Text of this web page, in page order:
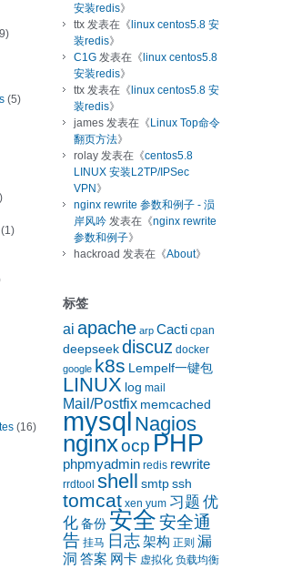
(5)
(16)
安装redis》
ttx 发表在《 linux centos5.8 安
装redis》
C1G 发表在《 linux centos5.8
安装redis》
ttx 发表在《 linux centos5.8 安
装redis》
james 发表在《 Linux Top命令
翻页方法》
rolay 发表在《centos5.8
LINUX 安装L2TP/IPSec
VPN 》
nginx rewrite 参数和例子 - 涢
岸风吟 发表在《nginx rewrite
参数和例子》
hackroad 发表在《About》
标签
ai apache arp Cacti cpan
deepseek discuz docker
google k8s Lempelf一键包
LINUX log mail
Mail/Postfix memcached
mysql Nagios
nginxocp PHP
phpmyadmin redis rewrite
rrdtool shell smtp ssh
tomcat xen yum 习题 优
化 备份 安全安全通
告 挂马 日志架构 正则 漏
洞 答案 网卡 虚拟化 负载均衡